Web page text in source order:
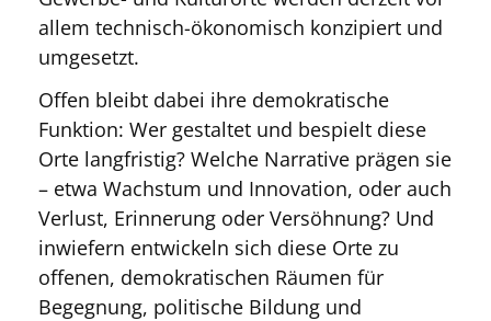
allem technisch-ökonomisch konzipiert und
umgesetzt.
Offen bleibt dabei ihre demokratische
Funktion: Wer gestaltet und bespielt diese
Orte langfristig? Welche Narrative prägen sie
– etwa Wachstum und Innovation, oder auch
Verlust, Erinnerung oder Versöhnung? Und
inwiefern entwickeln sich diese Orte zu
offenen, demokratischen Räumen für
Begegnung, politische Bildung und